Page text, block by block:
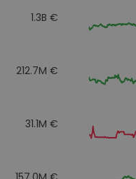
1.3B €
212.7M €
31.1M €